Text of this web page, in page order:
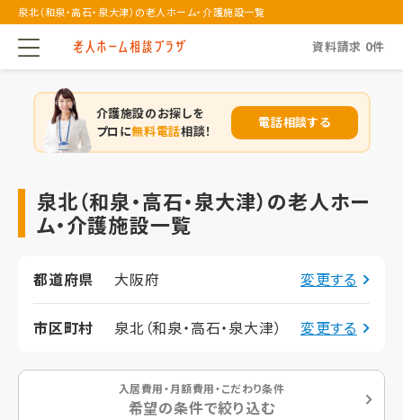
泉北（和泉・高石・泉大津）の老人ホーム・介護施設一覧
資料請求 0件
介護施設のお探しを
プロに無料電話相談！
電話相談する
泉北（和泉・高石・泉大津）の老人ホー
ム・介護施設一覧
都道府県 大阪府 変更する
市区町村 泉北（和泉・高石・泉大津） 変更する
入居費用・月額費用・こだわり条件
希望の条件で絞り込む